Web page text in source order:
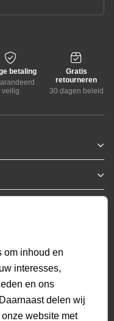
betaling
veilig
Gratis
retourneren
30 dagen beleid
om inhoud en
interesses,
en ons
delen wij
website met